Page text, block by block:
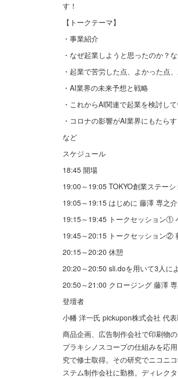
す！
【トークテーマ】
・事業紹介
・なぜ起業しようと思ったのか？
・起業で苦労した点、よかった点
・AI業界の未来予想と戦略
・これからAI関連で起業を検討し
・コロナの影響がAI業界にもたら
など
スケジュール
18:45 開場
19:00～19:05 TOKYO創業ステー
19:05～19:15 はじめに 藤澤 専之
19:15～19:45 トークセッション①
19:45～20:15 トークセッション②
20:15～20:20 休憩
20:20～20:50 sli.doを用いて3人に
20:50～21:00 クロージング 藤澤
登壇者
小幡 洋一氏 pickupon株式会社 代
商品企画、広告制作会社で印刷物
プラキシノスコープの仕組みを応
究で修士取得。その研究でニコニ
ステム制作会社に勤務。ディレク